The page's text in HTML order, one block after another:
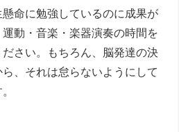
命に勉強しているのに成果が
動・音楽・楽器演奏の時間を
さい。もちろん、脳発達の決
、それは怠らないようにして